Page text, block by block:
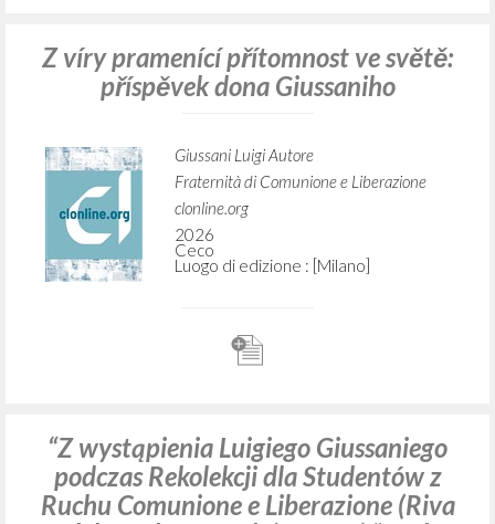
Z víry pramenící přítomnost ve světě:
příspěvek dona Giussaniho
Giussani Luigi Autore
Fraternità di Comunione e Liberazione
clonline.org
2026
Ceco
Luogo di edizione : [Milano]
“Z wystąpienia Luigiego Giussaniego
podczas Rekolekcji dla Studentów z
Ruchu Comunione e Liberazione (Riva